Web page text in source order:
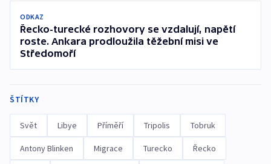
ODKAZ
Řecko-turecké rozhovory se vzdalují, napětí
roste. Ankara prodloužila těžební misi ve
Středomoří
ŠTÍTKY
Svět Libye Příměří Tripolis Tobruk
Antony Blinken Migrace Turecko Řecko